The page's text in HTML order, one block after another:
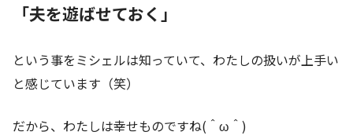
「夫を遊ばせておく」
という事をミシェルは知っていて、わたしの扱いが上手い
と感じています（笑）
だから、わたしは幸せものですね(＾ω＾)